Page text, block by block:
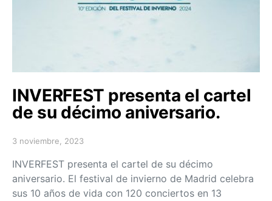
INVERFEST presenta el cartel
de su décimo aniversario.
Posted on
3 noviembre, 2023
INVERFEST presenta el cartel de su décimo
aniversario. El festival de invierno de Madrid celebra
sus 10 años de vida con 120 conciertos en 13